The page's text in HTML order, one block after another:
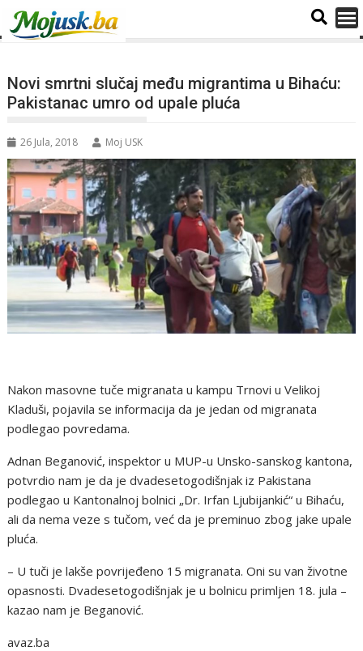
Novi smrtni slučaj među migrantima u Bihaću:
Pakistanac umro od upale pluća
26 Jula, 2018 Moj USK
Nakon masovne tuče migranata u kampu Trnovi u Velikoj
Kladuši, pojavila se informacija da je jedan od migranata
podlegao povredama.
Adnan Beganović, inspektor u MUP-u Unsko-sanskog kantona,
potvrdio nam je da je dvadesetogodišnjak iz Pakistana
podlegao u Kantonalnoj bolnici „Dr. Irfan Ljubijankić“ u Bihaću,
ali da nema veze s tučom, već da je preminuo zbog jake upale
pluća.
– U tuči je lakše povrijeđeno 15 migranata. Oni su van životne
opasnosti. Dvadesetogodišnjak je u bolnicu primljen 18. jula –
kazao nam je Beganović.
avaz.ba